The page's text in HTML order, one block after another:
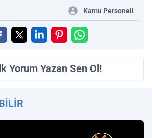
Kamu Personeli
Yorum Yazan Sen Ol!